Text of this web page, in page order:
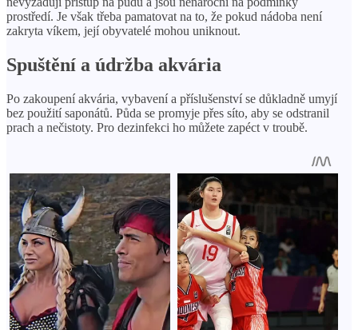
prostředí. Je však třeba pamatovat na to, že pokud nádoba není
zakryta víkem, její obyvatelé mohou uniknout.
Spuštění a údržba akvária
Po zakoupení akvária, vybavení a příslušenství se důkladně umyjí
bez použití saponátů. Půda se promyje přes síto, aby se odstranil
prach a nečistoty. Pro dezinfekci ho můžete zapéct v troubě.